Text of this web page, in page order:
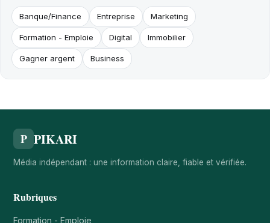
Banque/Finance Entreprise Marketing
Formation - Emploie Digital Immobilier
Gagner argent Business
P PIKARI
Média indépendant : une information claire, fiable et vérifiée.
Rubriques
Formation - Emploie